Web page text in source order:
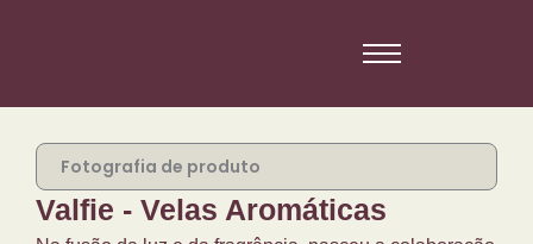
Fotografia de produto
Valfie - Velas Aromáticas